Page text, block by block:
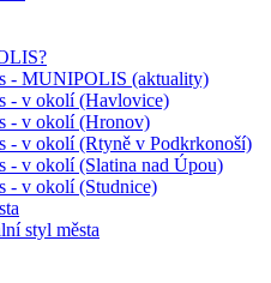
- MUNIPOLIS (aktuality)
- v okolí (Havlovice)
- v okolí (Hronov)
- v okolí (Rtyně v Podkrkonoší)
- v okolí (Slatina nad Úpou)
- v okolí (Studnice)
styl města